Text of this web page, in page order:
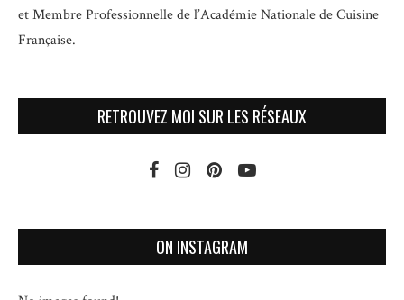
etMembre Professionnelle de l’Académie Nationale de Cuisine
Française.
RETROUVEZ MOI SUR LES RÉSEAUX
ON INSTAGRAM